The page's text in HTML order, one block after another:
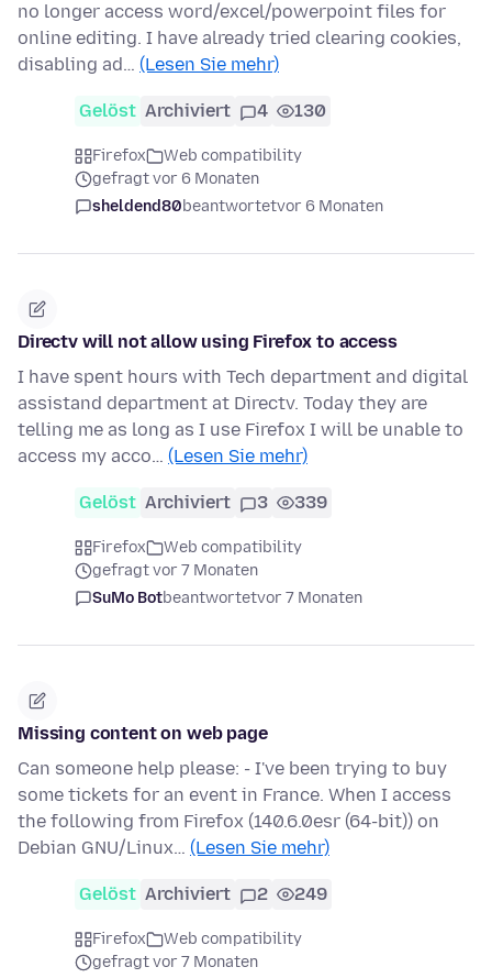
no longer access word/excel/powerpoint files for
online editing. I have already tried clearing cookies,
disabling ad… (Lesen Sie mehr)
Gelöst Archiviert 4 130
Firefox
Web compatibility
gefragt vor 6 Monaten
sheldend80beantwortetvor 6 Monaten
Directv will not allow using Firefox to access
I have spent hours with Tech department and digital
assistand department at Directv. Today they are
telling me as long as I use Firefox I will be unable to
access my acco… (Lesen Sie mehr)
Gelöst Archiviert 3 339
Firefox
Web compatibility
gefragt vor 7 Monaten
SuMo Botbeantwortetvor 7 Monaten
Missing content on web page
Can someone help please: - I've been trying to buy
some tickets for an event in France. When I access
the following from Firefox (140.6.0esr (64-bit)) on
Debian GNU/Linux… (Lesen Sie mehr)
Gelöst Archiviert 2 249
Firefox
Web compatibility
gefragt vor 7 Monaten